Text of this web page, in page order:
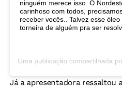
ninguém merece isso. O
carinhoso com todos,
receber vocês.. Talvez esse
torneira de alguém pra ser
Uma publicação compartilhada
Já a apresentadora ressaltou